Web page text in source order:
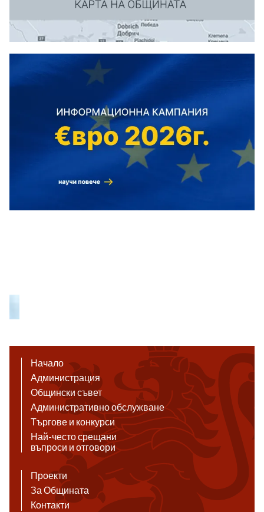
Начало
Администрация
Общински съвет
Административно обслужване
Търгове и конкурси
Най-често срещани
въпроси и отговори
Проекти
За Общината
Контакти